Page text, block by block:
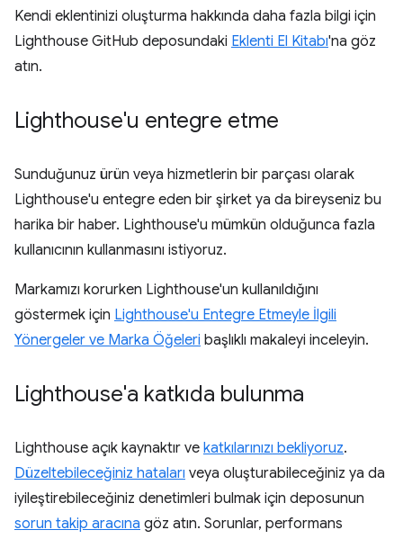
Kendi eklentinizi oluşturma hakkında daha fazla bilgi için
Lighthouse GitHub deposundaki Eklenti El Kitabı'na göz
atın.
Lighthouse'u entegre etme
Sunduğunuz ürün veya hizmetlerin bir parçası olarak
Lighthouse'u entegre eden bir şirket ya da bireyseniz bu
harika bir haber. Lighthouse'u mümkün olduğunca fazla
kullanıcının kullanmasını istiyoruz.
Markamızı korurken Lighthouse'un kullanıldığını
göstermek için Lighthouse'u Entegre Etmeyle İlgili
Yönergeler ve Marka Öğeleri başlıklı makaleyi inceleyin.
Lighthouse'a katkıda bulunma
Lighthouse açık kaynaktır ve katkılarınızı bekliyoruz.
Düzeltebileceğiniz hataları veya oluşturabileceğiniz ya da
iyileştirebileceğiniz denetimleri bulmak için deposunun
sorun takip aracına göz atın. Sorunlar, performans